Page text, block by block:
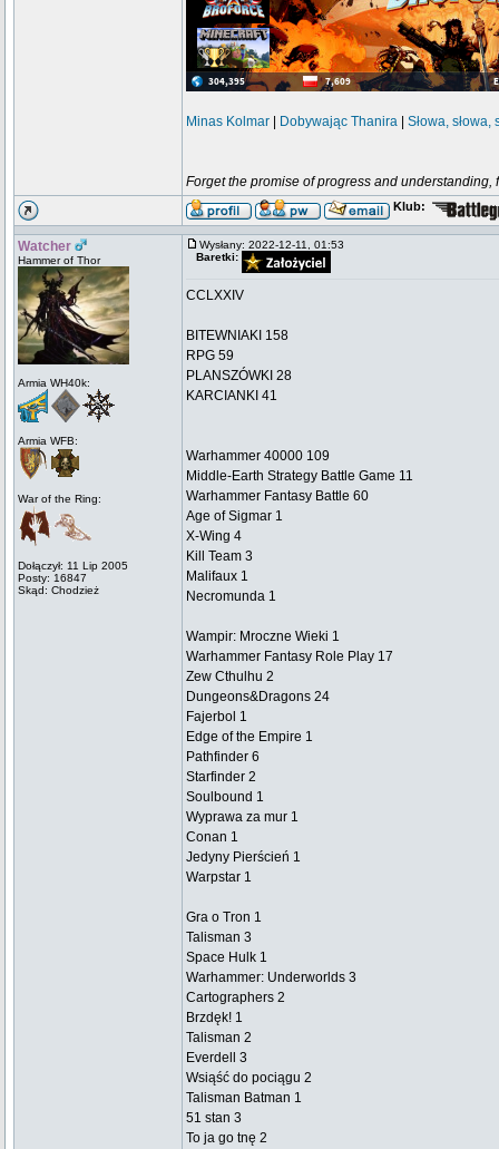
Minas Kolmar Dobywając Thanira Słowa, słowa,
Forget the promise of progress and
Klub:
Watcher
Hammer of Thor
Armia WH40k:
Armia WFB:
War of the Ring:
Dołączył: 11 Lip 2005
Posty: 16847
Skąd: Chodzież
Wysłany: 2022-12-11, 01:53
Baretki:
CCLXXIV
BITEWNIAKI 158
RPG 59
PLANSZÓWKI 28
KARCIANKI 41
Warhammer 40000 109
Middle-Earth Strategy Battle Game 11
Warhammer Fantasy Battle 60
Age of Sigmar 1
X-Wing 4
Kill Team 3
Malifaux 1
Necromunda 1
Wampir: Mroczne Wieki 1
Warhammer Fantasy Role Play 17
Zew Cthulhu 2
Dungeons&Dragons 24
Fajerbol 1
Edge of the Empire 1
Pathfinder 6
Starfinder 2
Soulbound 1
Wyprawa za mur 1
Conan 1
Jedyny Pierścień 1
Warpstar 1
Gra o Tron 1
Talisman 3
Space Hulk 1
Warhammer: Underworlds 3
Cartographers 2
Brzdęk! 1
Talisman 2
Everdell 3
Wsiąść do pociągu 2
Talisman Batman 1
51 stan 3
To ja go tnę 2